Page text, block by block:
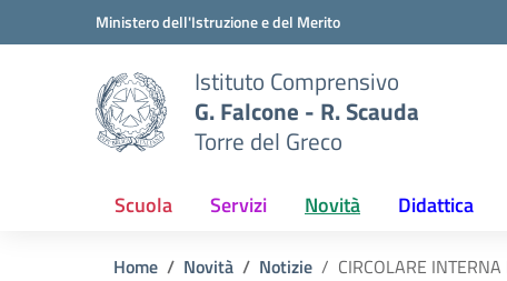
Vai ai contenuti
Vai al menu di navigazioneMinistero dell'Istruzione e del Merito
Istituto Comprensivo
G. Falcone - R. Scauda
Torre del Greco
Scuola Servizi Novità Didattica
Home Novità Notizie CIRCOLARE